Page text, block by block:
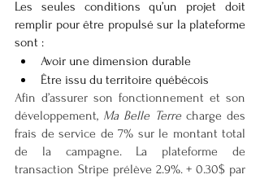
Les seules conditions qu’un projet doit
remplir pour être propulsé sur la plateforme
sont :
Avoir une dimension durable
Être issu du territoire québécois
Afin d’assurer son fonctionnement et son
développement, Ma Belle Terre charge des
frais de service de 7% sur le montant total
de la campagne. La plateforme de
transaction Stripe prélève 2.9%. + 0.30$ par